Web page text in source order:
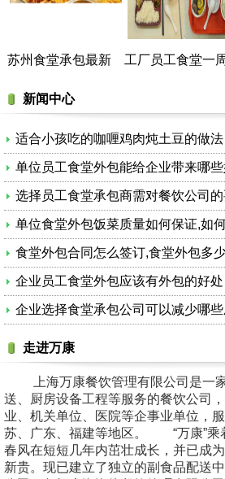
苏州食堂承包最新
工厂员工食堂一
新闻中心
适合小孩吃的咖喱鸡肉炖土豆的做法
单位员工食堂外包能给企业带来哪
选择员工食堂承包商需对餐饮公司
单位食堂外包饭菜质量如何保证,如
食堂外包合同怎么签订,食堂外包多
企业员工食堂外包应该有外包的好处
企业选择食堂承包公司可以减少哪些
走进万康
上海万康餐饮管理有限公司是一家
送、厨房设备工程等服务的餐饮公司
业、机关单位、医院等企事业单位，
苏、广东、福建等地区。 “万康”乘
春风在短短几年内茁壮成长，并已成
新贵。现已建立了独立的副食品配送